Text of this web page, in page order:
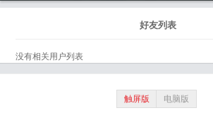
好友列表
没有相关用户列表
触屏版 电脑版